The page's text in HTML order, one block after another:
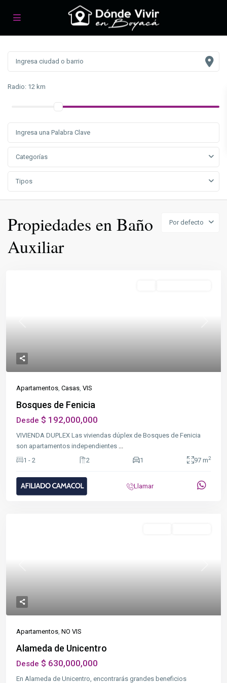
Radio: 12 km
Categorías
Tipos
Por defecto
Propiedades en Baño
Auxiliar
Apartamentos, Casas, VIS
Bosques de Fenicia
Desde $ 192,000,000
VIVIENDA DUPLEX Las viviendas dúplex de Bosques de Fenicia
son apartamentos independientes ...
1 - 2
2 1 97 m2
Llamar
Apartamentos, NO VIS
Alameda de Unicentro
Desde $ 630,000,000
En Alameda de Unicentro, encontrarás grandes beneficios